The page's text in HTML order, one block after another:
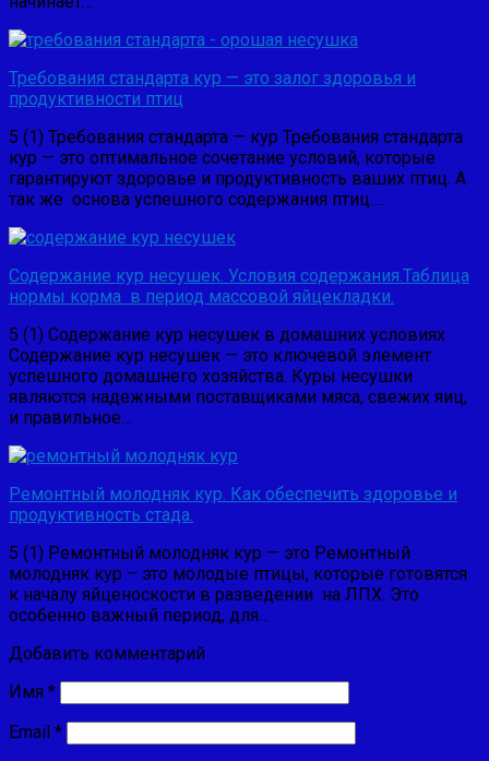
Требования стандарта кур — это залог здоровья и
продуктивности птиц
5 (1) Требования стандарта — кур Требования стандарта
кур — это оптимальное сочетание условий, которые
гарантируют здоровье и продуктивность ваших птиц. А
так же основа успешного содержания птиц….
Содержание кур несушек. Условия содержания.Таблица
нормы корма в период массовой яйцекладки.
5 (1) Содержание кур несушек в домашних условиях
Содержание кур несушек — это ключевой элемент
успешного домашнего хозяйства. Куры несушки
являются надежными поставщиками мяса, свежих яиц,
и правильное…
Ремонтный молодняк кур. Как обеспечить здоровье и
продуктивность стада.
5 (1) Ремонтный молодняк кур — это Ремонтный
молодняк кур – это молодые птицы, которые готовятся
к началу яйценоскости в разведении на ЛПХ. Это
особенно важный период, для…
Добавить комментарий
Имя *
Email *